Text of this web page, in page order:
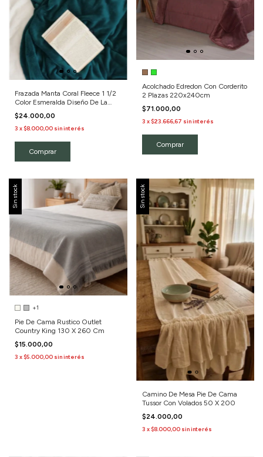
Frazada Manta Coral Fleece 1 1/2
Color Esmeralda Diseño De La
Tela Liso
$24.000,00
3 x$8.000,00 sin interés
Acolchado Edredon Con Corderito
2 Plazas 220x240cm
$71.000,00
3 x$23.666,67 sin interés
Comprar
Sin stock
+1
Pie De Cama Rustico Outlet
Country King 130 X 260 Cm
$15.000,00
3 x$5.000,00 sin interés
Sin stock
Camino De Mesa Pie De Cama
Tussor Con Volados 50 X 200
$24.000,00
3 x$8.000,00 sin interés